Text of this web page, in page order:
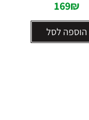
169₪
הוספה לסל